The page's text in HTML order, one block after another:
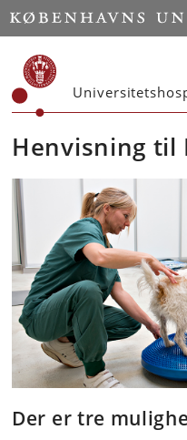
Start
Henvisning til
Der er tre